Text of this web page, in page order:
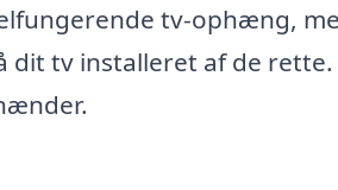
tv-ophæng,
dit tv installeret af de rette.